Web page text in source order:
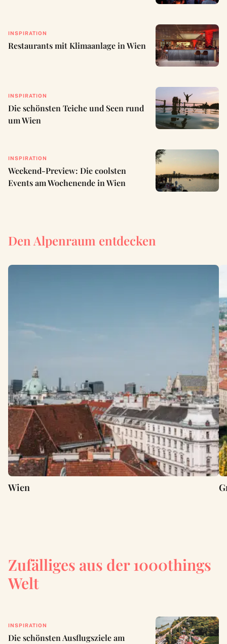
INSPIRATION
Restaurants mit Klimaanlage in Wien
INSPIRATION
Die schönsten Teiche und Seen rund
um Wien
INSPIRATION
Weekend-Preview: Die coolsten
Events am Wochenende in Wien
Den Alpenraum entdecken
Wien
Zufälliges aus der 1000things
Welt
INSPIRATION
Die schönsten Ausflugsziele am